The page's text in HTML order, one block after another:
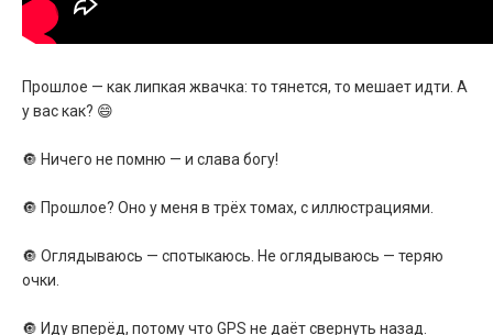
Прошлое — как липкая жвачка: то тянется, то мешает идти. А
у вас как? 😄
🔘 Ничего не помню — и слава богу!
🔘 Прошлое? Оно у меня в трёх томах, с иллюстрациями.
🔘 Оглядываюсь — спотыкаюсь. Не оглядываюсь — теряю
очки.
🔘 Иду вперёд, потому что GPS не даёт свернуть назад.